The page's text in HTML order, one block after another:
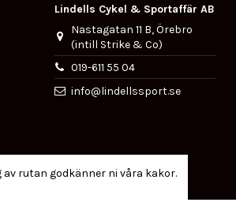
Lindells Cykel & Sportaffär AB
Nastagatan 11 B, Örebro
(intill Strike & Co)
019-611 55 04
info@lindellssport.se
rutan godkänner ni våra kakor.